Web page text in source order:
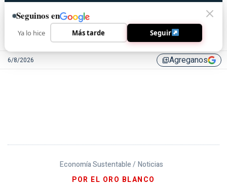
6/8/2026 library_addAgreganos
Economía Sustentable / Noticias
POR EL ORO BLANCO
Seguinos en
Ya lo hice Más tarde Seguir